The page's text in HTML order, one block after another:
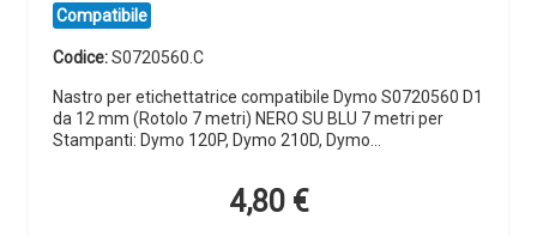
Compatibile
Codice:S0720560.C
Nastro per etichettatrice compatibile Dymo S0720560 D1
da 12 mm (Rotolo 7 metri) NERO SU BLU 7 metri per
Stampanti: Dymo 120P, Dymo 210D, Dymo…
4,80 €